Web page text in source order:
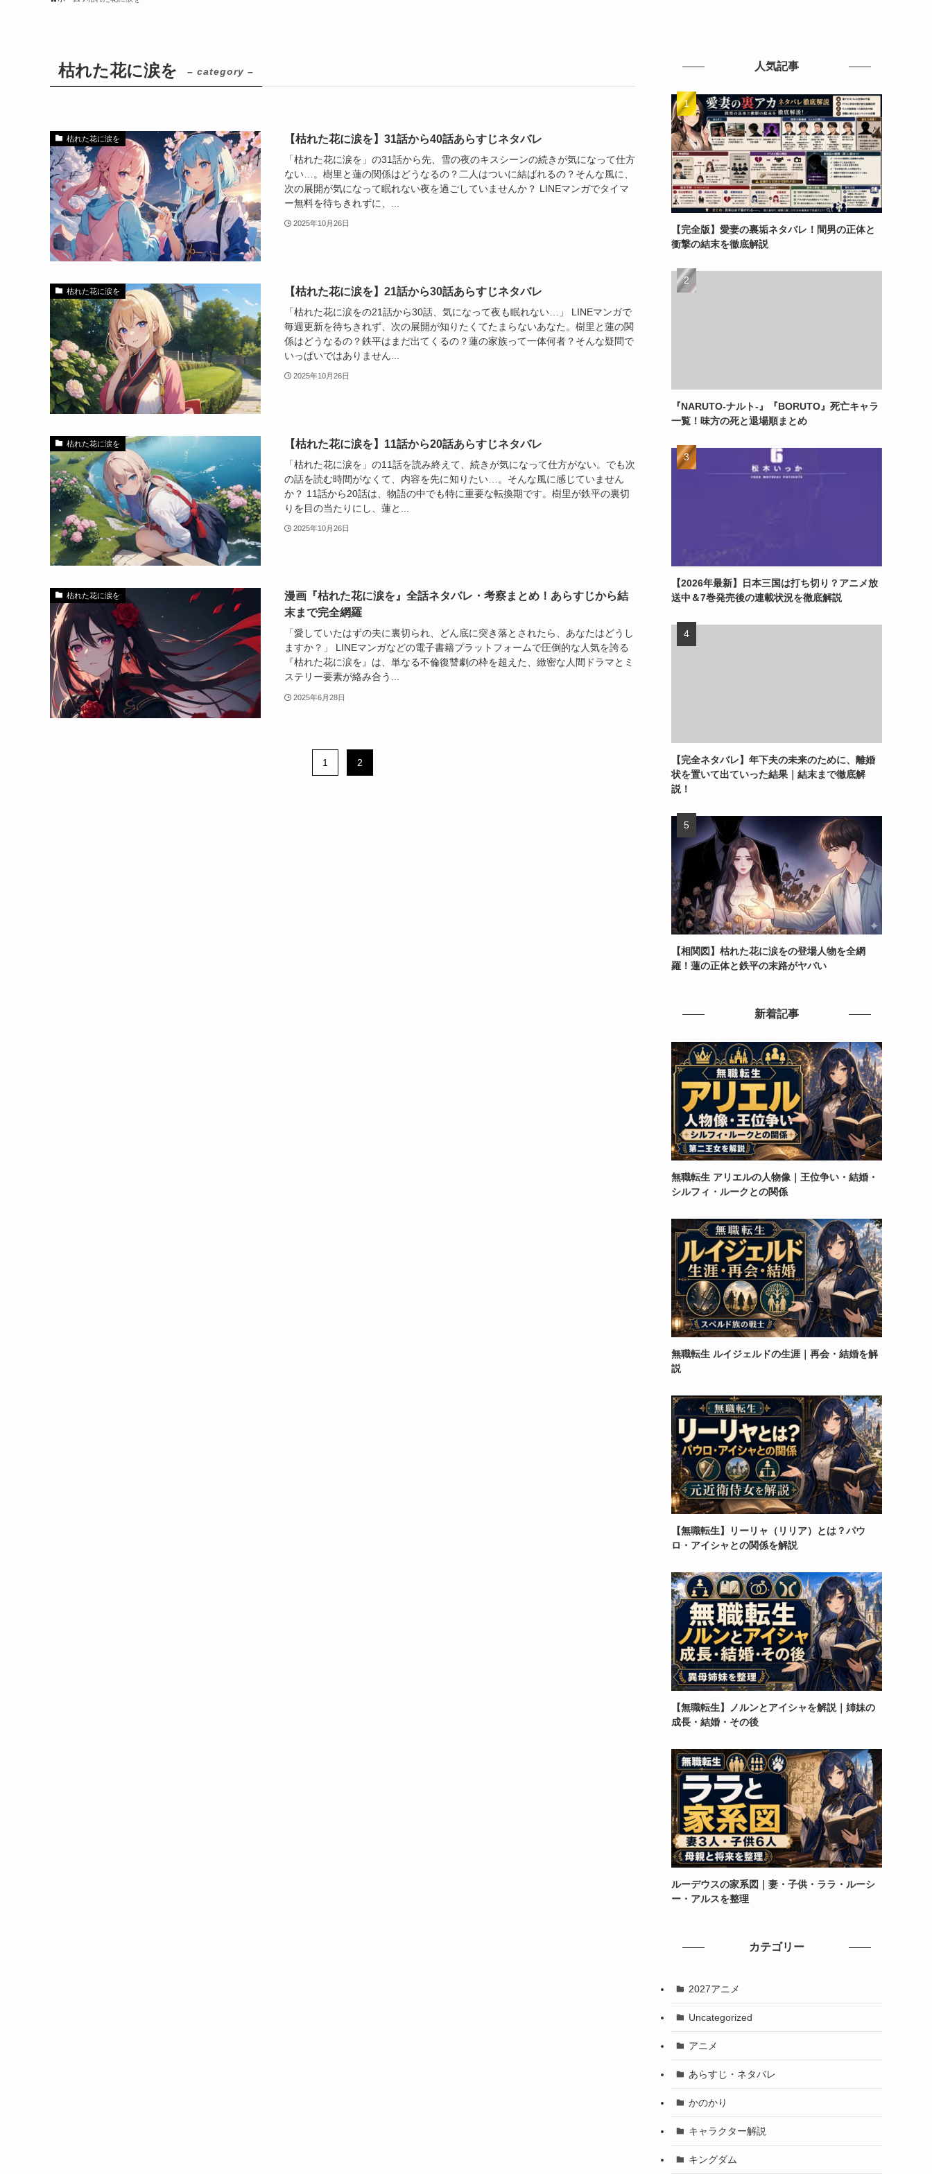
枯れた花に涙を – category –
枯れた花に涙を 【枯れた花に涙を】31話から40話あらすじネタバレ
「枯れた花に涙を」の31話から先、雪の夜のキスシーンの続きが気になって仕方
ない…。樹里と蓮の関係はどうなるの？二人はついに結ばれるの？そんな風に、
次の展開が気になって眠れない夜を過ごしていませんか？ LINEマンガでタイマ
ー無料を待ちきれずに、...
2025年10月26日
枯れた花に涙を 【枯れた花に涙を】21話から30話あらすじネタバレ
「枯れた花に涙をの21話から30話、気になって夜も眠れない…」 LINEマンガで
毎週更新を待ちきれず、次の展開が知りたくてたまらないあなた。樹里と蓮の関
係はどうなるの？鉄平はまだ出てくるの？蓮の家族って一体何者？そんな疑問で
いっぱいではありません...
2025年10月26日
枯れた花に涙を 【枯れた花に涙を】11話から20話あらすじネタバレ
「枯れた花に涙を」の11話を読み終えて、続きが気になって仕方がない。でも次
の話を読む時間がなくて、内容を先に知りたい…。そんな風に感じていません
か？ 11話から20話は、物語の中でも特に重要な転換期です。樹里が鉄平の裏切
りを目の当たりにし、蓮と...
2025年10月26日
枯れた花に涙を
漫画『枯れた花に涙を』全話ネタバレ・考察まとめ！あらすじから結
末まで完全網羅
「愛していたはずの夫に裏切られ、どん底に突き落とされたら、あなたはどうし
ますか？」 LINEマンガなどの電子書籍プラットフォームで圧倒的な人気を誇る
『枯れた花に涙を』は、単なる不倫復讐劇の枠を超えた、緻密な人間ドラマとミ
ステリー要素が絡み合う...
2025年6月28日
1 2
人気記事
【完全版】愛妻の裏垢ネタバレ！間男の正体と
衝撃の結末を徹底解説
『NARUTO-ナルト-』『BORUTO』死亡キャラ
一覧！味方の死と退場順まとめ
【2026年最新】日本三国は打ち切り？アニメ放
送中＆7巻発売後の連載状況を徹底解説
【完全ネタバレ】年下夫の未来のために、離婚
状を置いて出ていった結果｜結末まで徹底解
説！
【相関図】枯れた花に涙をの登場人物を全網
羅！蓮の正体と鉄平の末路がヤバい
新着記事
無職転生 アリエルの人物像｜王位争い・結婚・
シルフィ・ルークとの関係
無職転生 ルイジェルドの生涯｜再会・結婚を解
説
【無職転生】リーリャ（リリア）とは？パウ
ロ・アイシャとの関係を解説
【無職転生】ノルンとアイシャを解説｜姉妹の
成長・結婚・その後
ルーデウスの家系図｜妻・子供・ララ・ルーシ
ー・アルスを整理
カテゴリー
2027アニメ
Uncategorized
アニメ
あらすじ・ネタバレ
かのかり
キャラクター解説
キングダム